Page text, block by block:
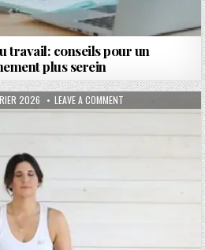
travail: conseils pour un
plus serein
DATE:
2026 LEAVE A COMMENTON LES BIENFAITS